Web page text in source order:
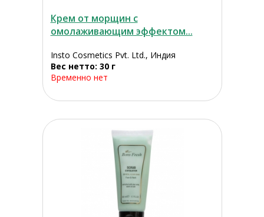
Крем от морщин с
омолаживающим эффектом...
Insto Cosmetics Pvt. Ltd., Индия
Вес нетто: 30 г
Временно нет